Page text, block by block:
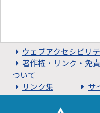
ウェブアクセシビリ
著作権・リンク・免
ついて
リンク集
サ